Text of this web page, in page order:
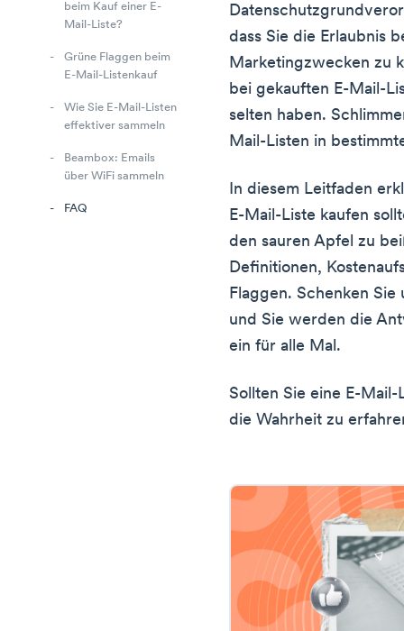
beim Kauf einer E-
Mail-Liste?
Grüne Flaggen beim
E-Mail-Listenkauf
Wie Sie E-Mail-Listen
effektiver sammeln
Beambox: Emails
über WiFi sammeln
FAQ
dass Sie die Erlaubnis
Marketingzwecken zu
bei gekauften E-Mail-
selten haben.
Mail-Listen in
In diesem Leitfaden
E-Mail-Liste kaufen
den sauren Apfel zu
Definitionen,
Flaggen. Schenken
und Sie werden die
ein für alle Mal.
Sollten Sie eine E-
die Wahrheit zu